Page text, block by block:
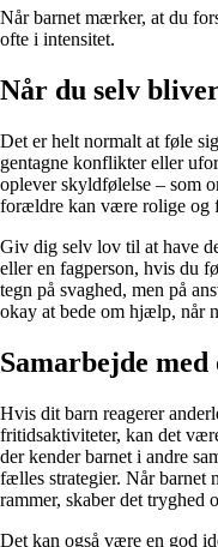
Når barnet mærker, at du
ofte i intensitet.
Når du selv
Det er helt normalt at føle
gentagne konflikter eller
oplever skyldfølelse – som
forældre kan være rolige og
Giv dig selv lov til at have
eller en fagperson, hvis du
tegn på svaghed, men på
okay at bede om hjælp, når
Samarbejde med
Hvis dit barn reagerer
fritidsaktiviteter, kan det
der kender barnet i andre
fælles strategier. Når barnet
rammer, skaber det tryghed
Det kan også være en god